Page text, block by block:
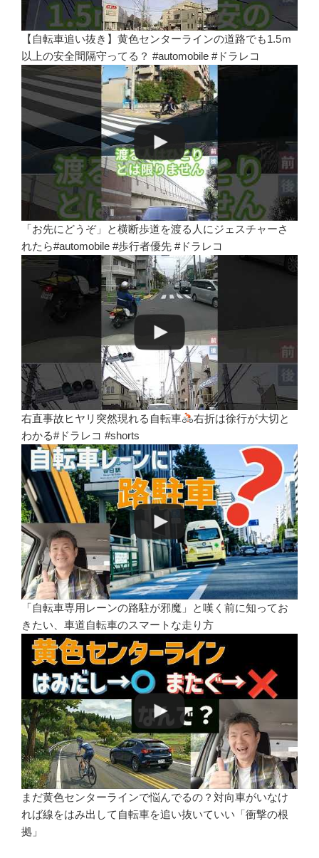
【自転車追い抜き】黄色センターラインの道路でも1.5ｍ
以上の安全間隔守ってる？ #automobile #ドラレコ
「お先にどうぞ」と横断歩道を渡る人にジェスチャーさ
れたら#automobile #歩行者優先 #ドラレコ
右直事故ヒヤリ突然現れる自転車
右折は徐行が大切と
わかる#ドラレコ #shorts
「自転車専用レーンの路駐が邪魔」と嘆く前に知ってお
きたい、車道自転車のスマートな走り方
まだ黄色センターラインで悩んでるの？対向車がいなけ
れば線をはみ出して自転車を追い抜いていい「衝撃の根
拠」